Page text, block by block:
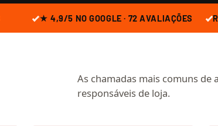
★ 4,9/5 NO GOOGLE · 72 AVALIAÇÕES
As chamadas mais comuns
responsáveis de loja.